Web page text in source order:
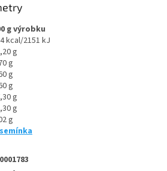
g výrobku
kcal/2151 kJ
g
g
g
g
g
g
g